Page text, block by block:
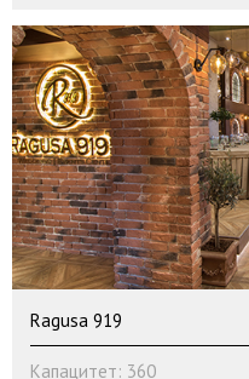
Ragusa 919
Капацитет: 360